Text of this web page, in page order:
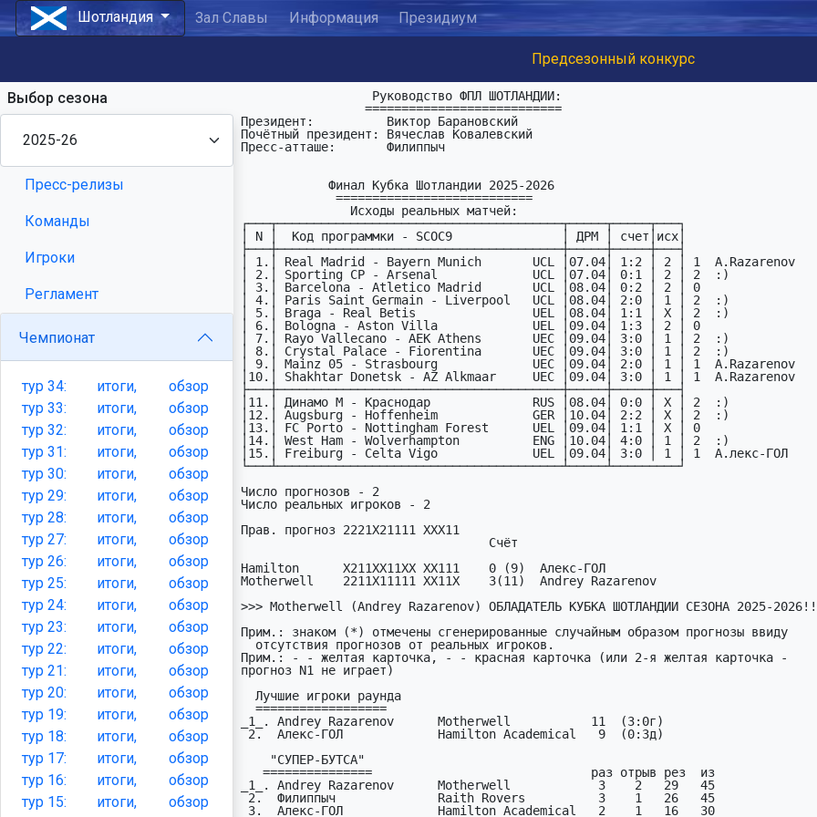
Шотландия Зал Славы Информация Президиум
Предсезонный конкурс
Выбор сезона
Пресс-релизы
Команды
Игроки
Регламент
Чемпионат
тур 34: итоги,
обзор
тур 33: итоги,
обзор
тур 32: итоги,
обзор
тур 31: итоги,
обзор
тур 30: итоги,
обзор
тур 29: итоги,
обзор
тур 28: итоги,
обзор
тур 27: итоги,
обзор
тур 26: итоги,
обзор
тур 25: итоги,
обзор
тур 24: итоги,
обзор
тур 23: итоги,
обзор
тур 22: итоги,
обзор
тур 21: итоги,
обзор
тур 20: итоги,
обзор
тур 19: итоги,
обзор
тур 18: итоги,
обзор
тур 17: итоги,
обзор
тур 16: итоги,
обзор
тур 15: итоги,
обзор
Президент:          Виктор Барановский
Почётный президент: Вячеслав Ковалевский
Пресс-атташе:       Филиппыч
┌───┬───────────────────────────────────────┬─────┬─────┬───┐
│ N │  Код пpогpаммки - SCOC9               │ ДPМ │ счет│исх│
├───┼───────────────────────────────────────┼─────┼─────┼───┤
│ 1.│ Real Madrid - Bayern Munich       UCL │07.04│ 1:2 │ 2 │ 1  A.Razarenov
│ 2.│ Sporting CP - Arsenal             UCL │07.04│ 0:1 │ 2 │ 2  :)
│ 3.│ Barcelona - Atletico Madrid       UCL │08.04│ 0:2 │ 2 │ 0
│ 4.│ Paris Saint Germain - Liverpool   UCL │08.04│ 2:0 │ 1 │ 2  :)
│ 5.│ Braga - Real Betis                UEL │08.04│ 1:1 │ X │ 2  :)
│ 6.│ Bologna - Aston Villa             UEL │09.04│ 1:3 │ 2 │ 0
│ 7.│ Rayo Vallecano - AEK Athens       UEC │09.04│ 3:0 │ 1 │ 2  :)
│ 8.│ Crystal Palace - Fiorentina       UEC │09.04│ 3:0 │ 1 │ 2  :)
│ 9.│ Mainz 05 - Strasbourg             UEC │09.04│ 2:0 │ 1 │ 1  A.Razarenov
│10.│ Shakhtar Donetsk - AZ Alkmaar     UEC │09.04│ 3:0 │ 1 │ 1  A.Razarenov
├───┼───────────────────────────────────────┼─────┼─────┼───┤
│11.│ Динамо М - Краснодар              RUS │08.04│ 0:0 │ X │ 2  :)
│12.│ Augsburg - Hoffenheim             GER │10.04│ 2:2 │ X │ 2  :)
│13.│ FC Porto - Nottingham Forest      UEL │09.04│ 1:1 │ X │ 0
│14.│ West Ham - Wolverhampton          ENG │10.04│ 4:0 │ 1 │ 2  :)
│15.│ Freiburg - Celta Vigo             UEL │09.04│ 3:0 │ 1 │ 1  А.лекс-ГОЛ
└───┴───────────────────────────────────────┴─────┴─────────┘
Число прогнозов - 2
Число реальных игроков - 2
Прав. прогноз 2221X21111 XXX11
Hamilton      X211XX11XX XX111    0 (9)  Алекс-ГОЛ
Motherwell    2211X11111 XX11X    3(11)  Andrey Razarenov
>>> Motherwell (Andrey Razarenov) ОБЛАДАТЕЛЬ КУБКА ШОТЛАНДИИ СЕЗОНА 2025-
Прим.: знаком (*) отмечены сгенерированные случайным образом прогнозы ввиду
Прим.: - - желтая карточка, - - красная карточка (или 2-я желтая карточка -
прогноз N1 не играет)
_1_. Andrey Razarenov      Motherwell           11  (3:0г)
_1_. Andrey Razarenov      Motherwell            3    2   29   45